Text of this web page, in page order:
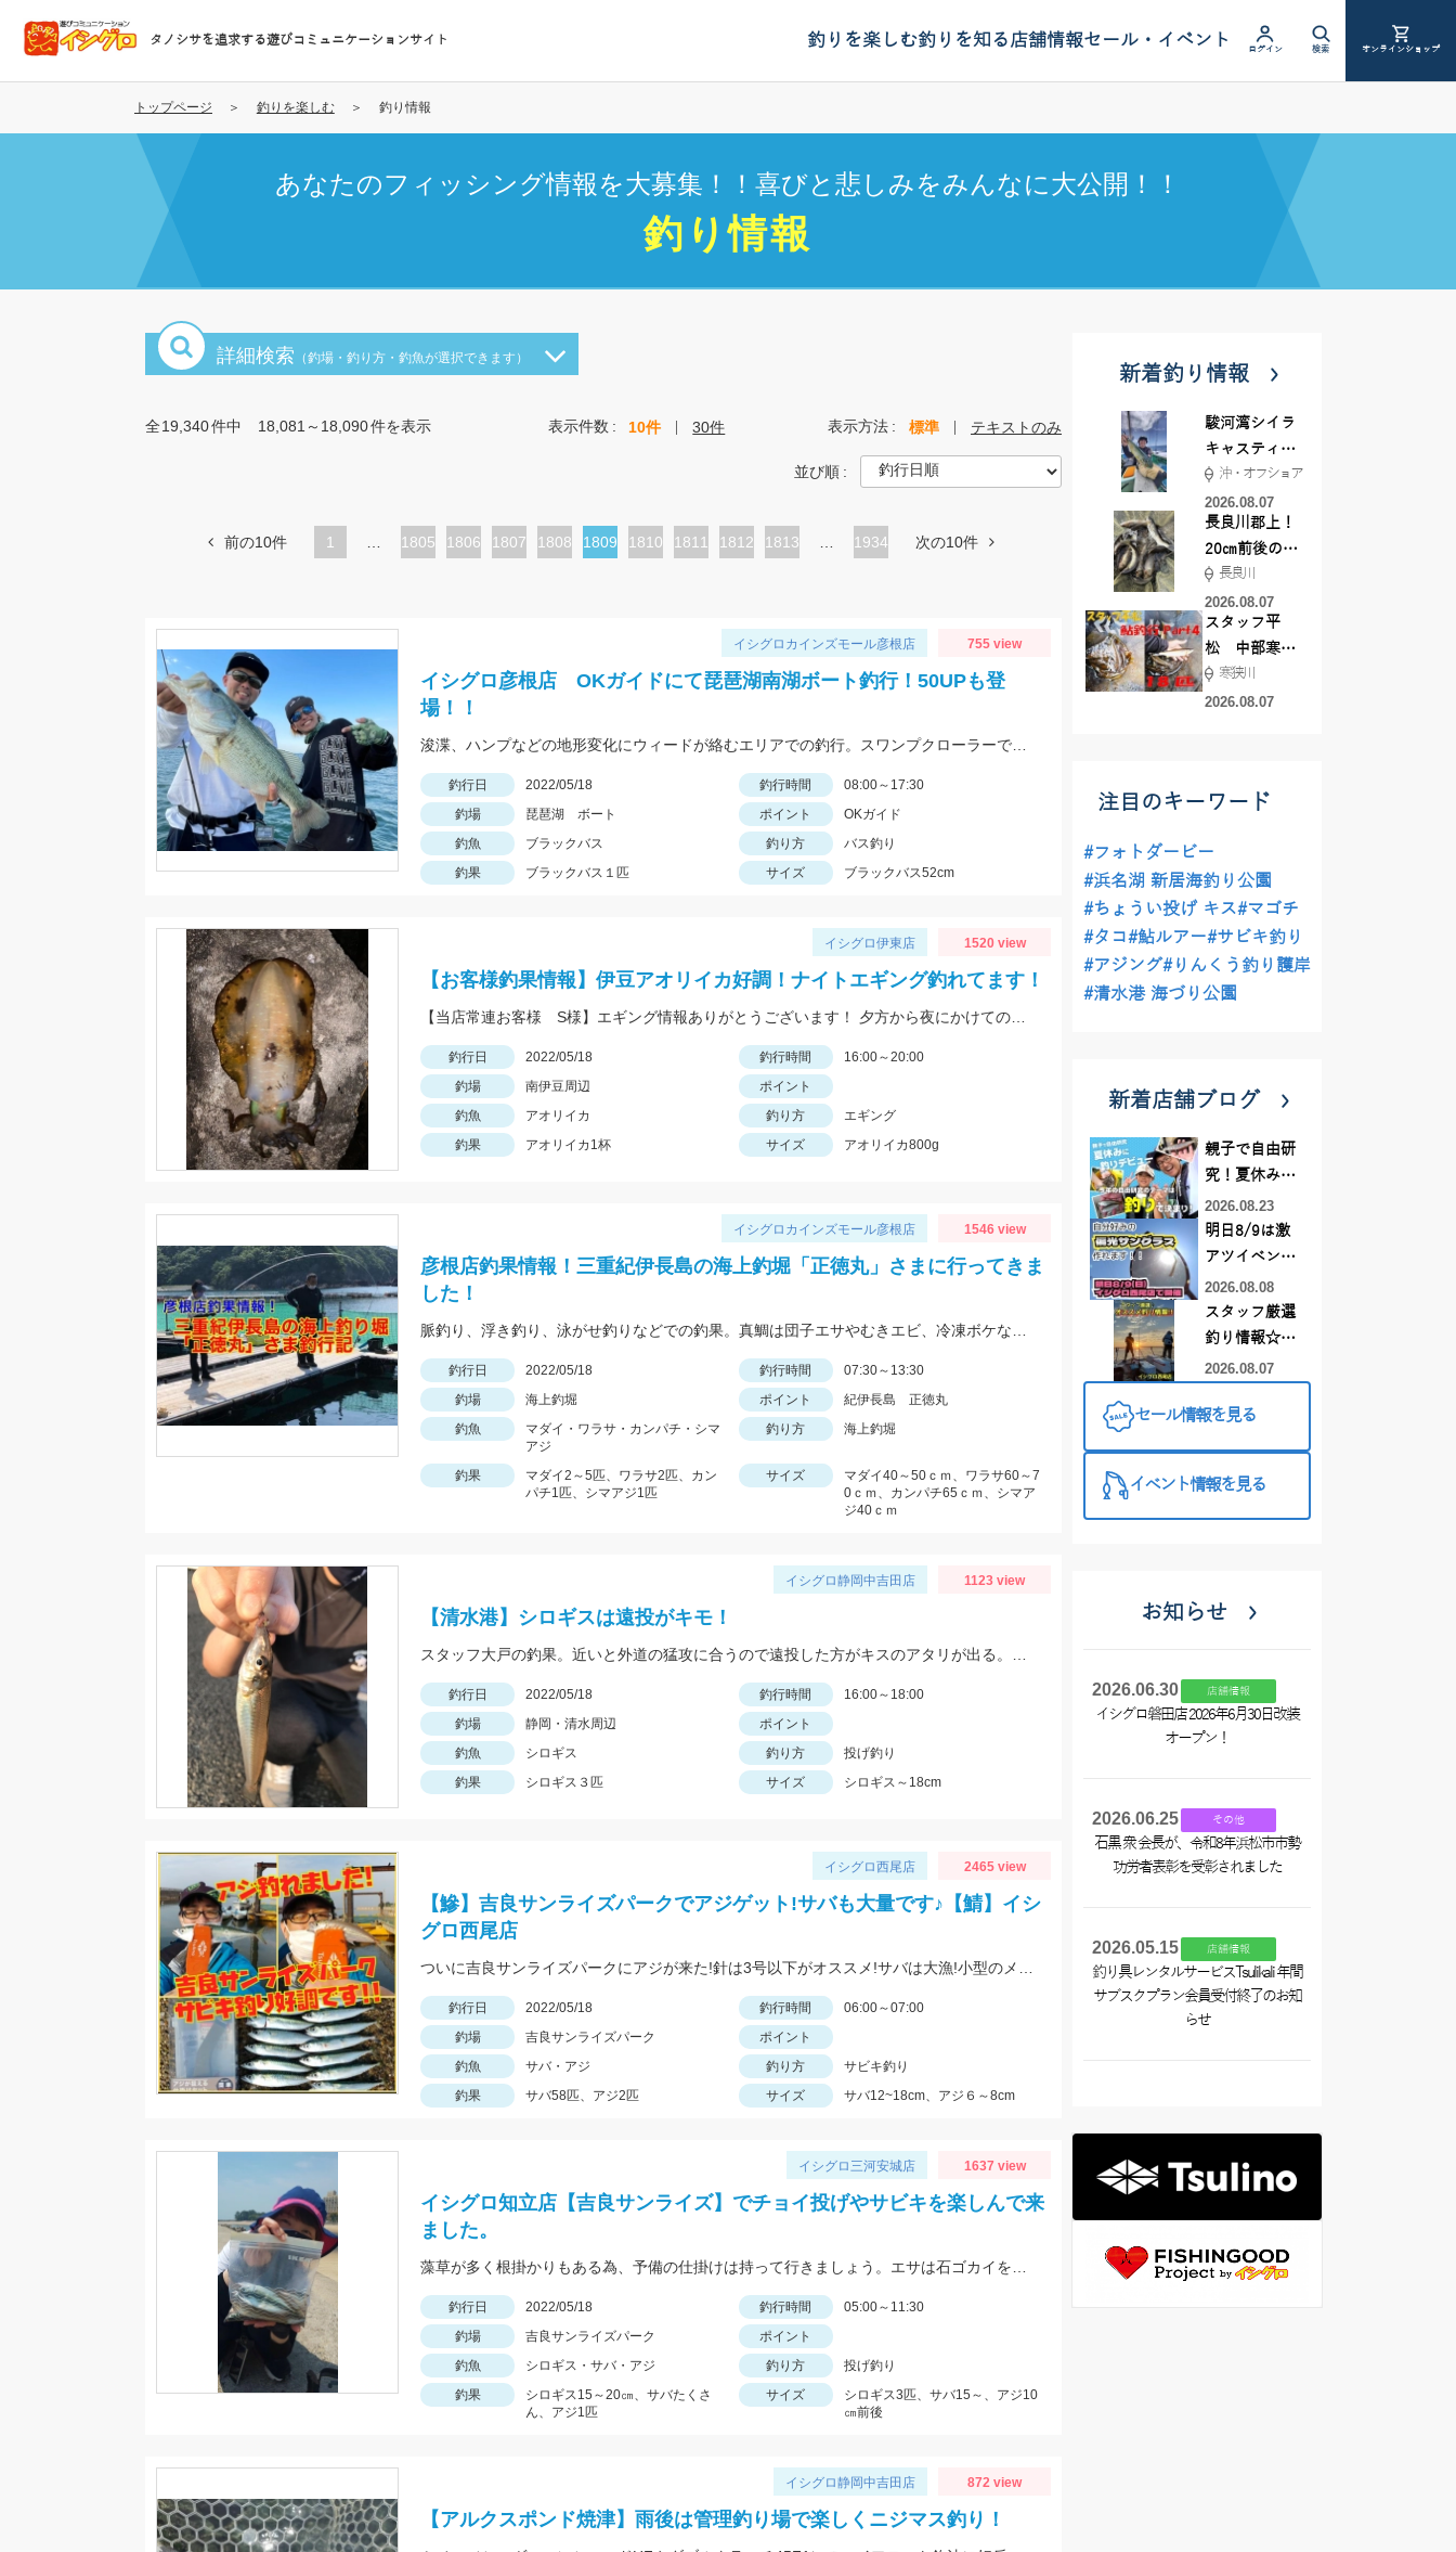
コ
テ
タノシサを追求する遊びコミュニケーションサイト 釣りを楽しむ釣りを知る店舗情報セール・イベント ログイン 検索 オンラインショップ
トップページ 釣りを楽しむ 釣り情報
あなたのフィッシング情報を大募集！！喜びと悲しみをみんなに大公開！！
釣り情報
詳細検索 （釣場・釣り方・釣魚が選択できます）
全19,340件中 18,081～18,090件を表示 表示件数 10件 30件 表示方法 標準 テキストのみ
並び順
前の10件 1
ペ
1805
ペ
1806
ペ
1807
ペ
1808
カ
ペ
ジ
1809
ペ
1810
ペ
1811
ペ
1812
ペ
1813 1934 次の10件
イシグロカインズモール彦根店 755 view
イシグロ彦根店 OKガイドにて琵琶湖南湖ボート釣行！50UPも登
場！！
釣行日 2022/05/18 釣行時間
08:00～17:30
釣場
琵琶湖 ボート ポイント
OKガイド
釣魚
ブラックバス 釣り方
バス釣り
釣果
ブラックバス１匹 サイズ ブラックバス52cm
イシグロ伊東店 1520 view
【お客様釣果情報】伊豆アオリイカ好調！ナイトエギング釣れてます！
釣行日 2022/05/18 釣行時間
16:00～20:00
釣場
南伊豆周辺
ポイント
釣魚
アオリイカ 釣り方
エギング
釣果
アオリイカ1杯 サイズ アオリイカ800g
イシグロカインズモール彦根店 1546 view
彦根店釣果情報！三重紀伊長島の海上釣堀「正徳丸」さまに行ってきま
した！
釣行日 2022/05/18 釣行時間
07:30～13:30
釣場
海上釣堀 ポイント
紀伊長島 正徳丸
釣魚
マダイ・ワラサ・カンパチ・シマ
アジ
釣り方 海上釣堀
釣果
マダイ2～5匹、ワラサ2匹、カン
パチ1匹、シマアジ1匹
サイズ
マダイ40～50ｃｍ、ワラサ60～7
0ｃｍ、カンパチ65ｃｍ、シマア
ジ40ｃｍ
イシグロ静岡中吉田店 1123 view
【清水港】シロギスは遠投がキモ！
釣行日 2022/05/18 釣行時間
16:00～18:00
釣場
静岡・清水周辺
ポイント
釣魚
シロギス 釣り方
投げ釣り
釣果
シロギス３匹 サイズ シロギス～18cm
イシグロ西尾店 2465 view
【鰺】吉良サンライズパークでアジゲット!サバも大量です♪【鯖】イシ
グロ西尾店
釣行日 2022/05/18 釣行時間
06:00～07:00
釣場
吉良サンライズパーク
ポイント
釣魚
サバ・アジ 釣り方
サビキ釣り
釣果
サバ58匹、アジ2匹 サイズ サバ12~18cm、アジ６～8cm
イシグロ三河安城店 1637 view
イシグロ知立店【吉良サンライズ】でチョイ投げやサビキを楽しんで来
ました。
釣行日 2022/05/18 釣行時間
05:00～11:30
釣場
吉良サンライズパーク
ポイント
釣魚
シロギス・サバ・アジ 釣り方
投げ釣り
釣果
シロギス15～20㎝、サバたくさ
ん、アジ1匹
サイズ
シロギス3匹、サバ15～、アジ10
㎝前後
イシグロ静岡中吉田店 872 view
【アルクスポンド焼津】雨後は管理釣り場で楽しくニジマス釣り！
新着釣り情報
駿河湾シイラ
キャスティン
グ行ってきま
した！
沖・オフショア
2026.08.07
長良川郡上！
20㎝前後の確
率がUP！
長良川
2026.08.07
スタッフ平
松 中部寒狭
川アユ釣行
part3 18匹
寒狭川
2026.08.07
注目のキーワード
#フォトダービー
#浜名湖 新居海釣り公園
#ちょうい投げ キス#マゴチ
#タコ#鮎ルアー#サビキ釣り
#アジング#りんくう釣り護岸
#清水港 海づり公園
新着店舗ブログ
親子で自由研
究！夏休みに
釣りデビュー
2026.08.23
明日8/9は激
アツイベント
日！！！～オ
ーダー偏光グ
ラス受注会～
2026.08.08
スタッフ厳選
釣り情報☆彡
連休は何釣り
♪【イシグロ
2026.08.07
セール情報を見る
イベント情報を見る
お知らせ
2026.06.30 店舗情報
イシグロ磐田店 2026年6月30日改装
オープン！
2026.06.25 その他
石黒 衆 会長が、令和8年浜松市市勢
功労者表彰を受彰されました
2026.05.15 店舗情報
釣り具レンタルサービスTsulikali 年間
サブスクプラン会員受付終了のお知
らせ